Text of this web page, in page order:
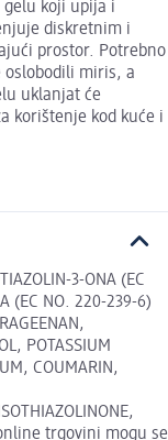
gelu koji upija i
diskretnim i
prostor. Potrebno
oslobodili miris, a
uklanjat će
korištenje kod kuće i
3-ONA (EC
(EC NO. 220-239-6)
POTASSIUM
COUMARIN,
trgovini mogu se